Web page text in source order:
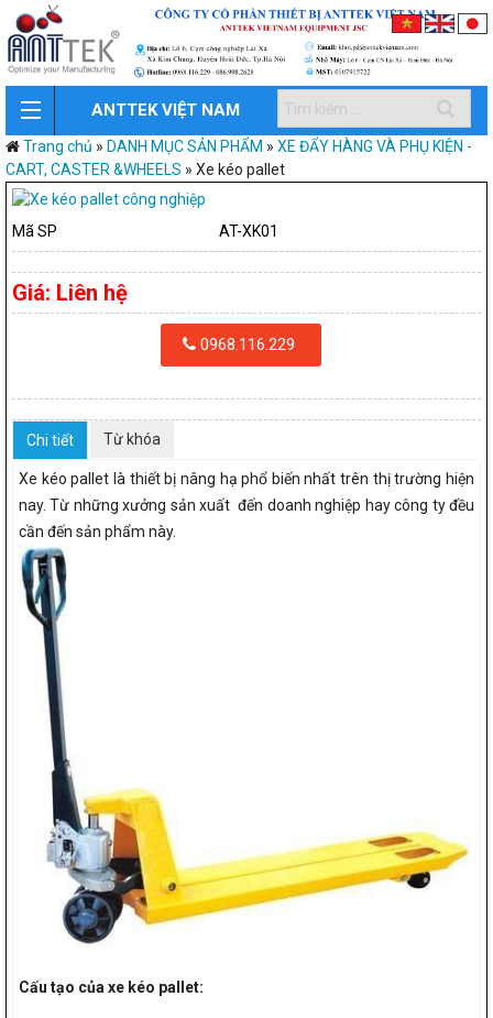
ANTTEK VIỆT NAM
Trang chủ » DANH MỤC SẢN PHẨM » XE ĐẨY HÀNG VÀ PHỤ KIỆN -
CART, CASTER &WHEELS » Xe kéo pallet
Mã SP AT-XK01
Giá: Liên hệ
0968.116.229
Chi tiết Từ khóa
Xe kéo pallet là thiết bị nâng hạ phổ biến nhất trên thị trường hiện
nay. Từ những xưởng sản xuất đến doanh nghiệp hay công ty đều
cần đến sản phẩm này.
Cấu tạo của xe kéo pallet: